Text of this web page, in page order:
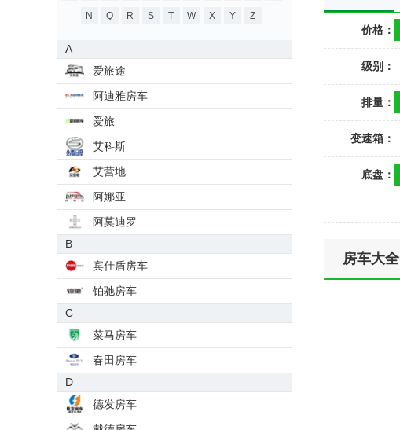
N Q R S T W X Y Z
A
爱旅途
阿迪雅房车
爱旅
艾科斯
艾营地
阿娜亚
阿莫迪罗
B
宾仕盾房车
铂驰房车
C
菜马房车
春田房车
D
德发房车
价格：
级别：
排量：
变速箱：
底盘：
房车大全